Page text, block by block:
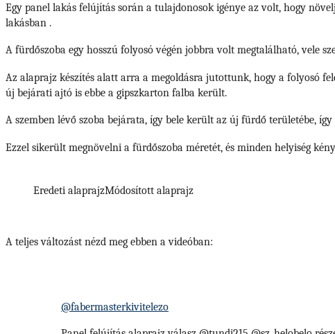
Egy panel lakás felújítás során a tulajdonosok igénye az volt, hogy
lakásban .
A fürdőszoba egy hosszú folyosó végén jobbra volt megtalálható, vele
Az alaprajz készítés alatt arra a megoldásra jutottunk, hogy a folyosó
új bejárati ajtó is ebbe a gipszkarton falba került.
A szemben lévő szoba bejárata, így bele került az új fürdő területébe,
Ezzel sikerült megnövelni a fürdőszoba méretét, és minden helyiség
Eredeti alaprajzMódosított alaprajz
A teljes változást nézd meg ebben a videóban:
@fabermasterkivitelezo